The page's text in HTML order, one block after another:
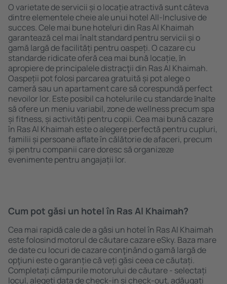
O varietate de servicii și o locație atractivă sunt câteva
dintre elementele cheie ale unui hotel All-Inclusive de
succes. Cele mai bune hoteluri din Ras Al Khaimah
garantează cel mai înalt standard pentru servicii și o
gamă largă de facilități pentru oaspeți. O cazare cu
standarde ridicate oferă cea mai bună locație, ȋn
apropiere de principalele distracţii din Ras Al Khaimah.
Oaspeții pot folosi parcarea gratuită și pot alege o
cameră sau un apartament care să corespundă perfect
nevoilor lor. Este posibil ca hotelurile cu standarde ȋnalte
să ofere un meniu variabil, zone de wellness precum spa
și fitness, și activități pentru copii. Cea mai bună cazare
în Ras Al Khaimah este o alegere perfectă pentru cupluri,
familii și persoane aflate în călătorie de afaceri, precum
și pentru companii care doresc să organizeze
evenimente pentru angajații lor.
Cum pot găsi un hotel în Ras Al Khaimah?
Cea mai rapidă cale de a găsi un hotel în Ras Al Khaimah
este folosind motorul de căutare cazare eSky. Baza mare
de date cu locuri de cazare conţinând o gamă largă de
opţiuni este o garanție că veți găsi ceea ce căutați.
Completați câmpurile motorului de căutare - selectați
locul, alegeți data de check-in și check-out, adăugați